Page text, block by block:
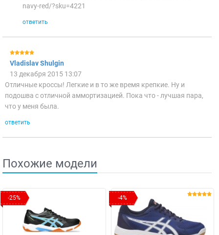
navy-red/?sku=4221
ответить
Vladislav Shulgin
13 декабря 2015 13:07
Отличные кроссы! Легкие и в то же время крепкие. Ну и
подошва с отличной аммортизацией. Пока что - лучшая пара,
что у меня была.
ответить
Похожие модели
-25% -4%